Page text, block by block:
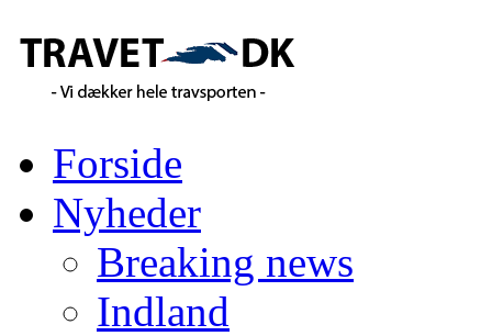
Forside
Nyheder
Breaking news
Indland